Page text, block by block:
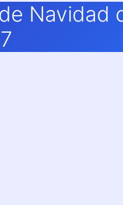
Navidad
7